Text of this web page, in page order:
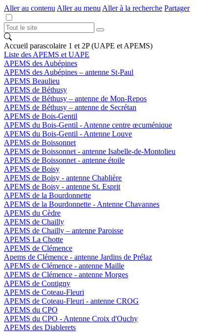
Aller au contenu Aller au menu Aller à la recherche Partager
Accueil parascolaire 1 et 2P (UAPE et APEMS)
Liste des APEMS et UAPE
APEMS des Aubépines
APEMS des Aubépines – antenne St-Paul
APEMS Beaulieu
APEMS de Béthusy
APEMS de Béthusy – antenne de Mon-Repos
APEMS de Béthusy – antenne de Secrétan
APEMS de Bois-Gentil
APEMS du Bois-Gentil - Antenne centre œcuménique
APEMS du Bois-Gentil - Antenne Louve
APEMS de Boissonnet
APEMS de Boissonnet - antenne Isabelle-de-Montolieu
APEMS de Boissonnet - antenne étoile
APEMS de Boisy
APEMS de Boisy - antenne Chablière
APEMS de Boisy - antenne St. Esprit
APEMS de la Bourdonnette
APEMS de la Bourdonnette - Antenne Chavannes
APEMS du Cèdre
APEMS de Chailly
APEMS de Chailly – antenne Paroisse
APEMS La Chotte
APEMS de Clémence
Apems de Clémence - antenne Jardins de Prélaz
APEMS de Clémence - antenne Maille
APEMS de Clémence - antenne Morges
APEMS de Contigny
APEMS de Coteau-Fleuri
APEMS de Coteau-Fleuri - antenne CROG
APEMS du CPO
APEMS du CPO - Antenne Croix d'Ouchy
APEMS des Diablerets